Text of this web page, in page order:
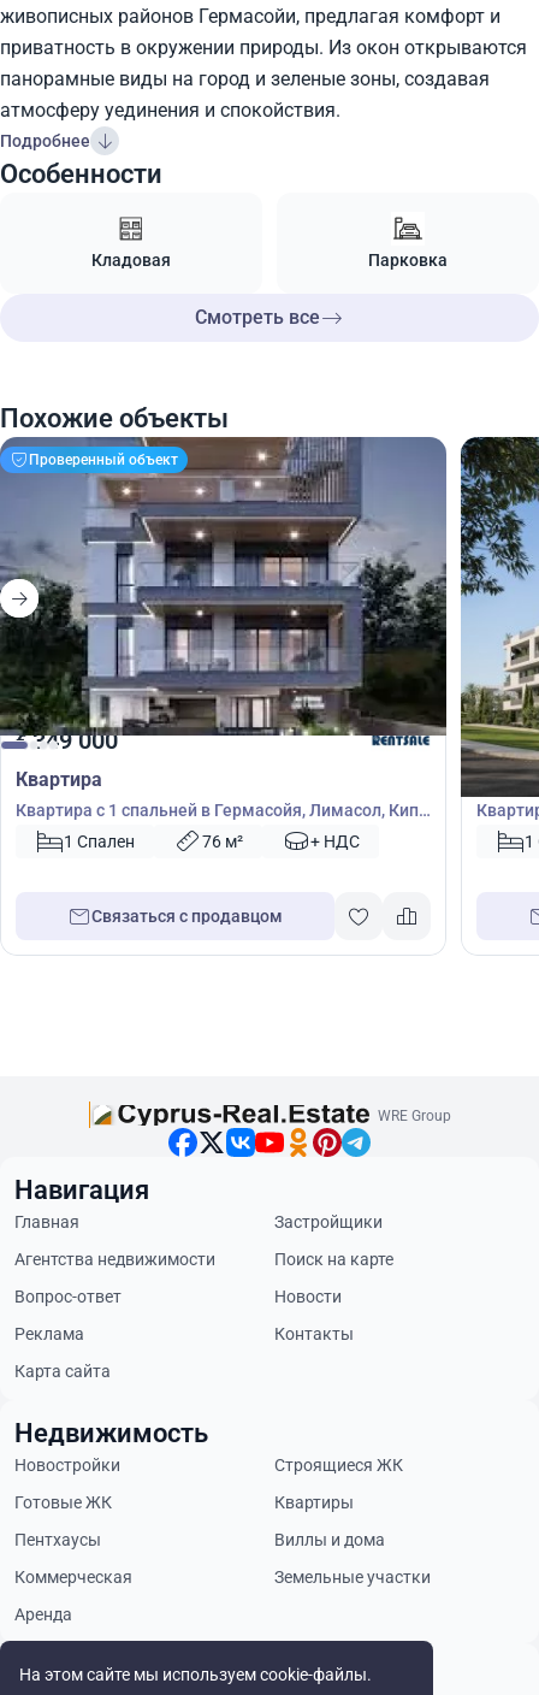
живописных районов Гермасойи, предлагая комфорт и
приватность в окружении природы. Из окон открываются
панорамные виды на город и зеленые зоны, создавая
атмосферу уединения и спокойствия.
Подробнее
Особенности
Кладовая Парковка
Смотреть все
Похожие объекты
Проверенный объект
€349 000
Квартира
Квартира с 1 спальней в Гермасойя, Лимасол, Кипр
№ 49281 Спален 76 м² + НДС
Связаться с продавцом
€343
1
На этом сайте мы используем cookie-файлы.
WRE Group
Будьте в курсе
Навигация
Главная
Застройщики
Агентства недвижимости
Поиск на карте
Вопрос-ответ
Новости
Реклама
Контакты
Карта сайта
Недвижимость
Новостройки
Строящиеся ЖК
Готовые ЖК
Квартиры
Пентхаусы
Виллы и дома
Коммерческая
Земельные участки
Аренда